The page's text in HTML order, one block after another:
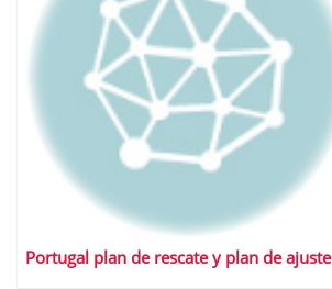
Portugal plan de rescate y plan de ajuste